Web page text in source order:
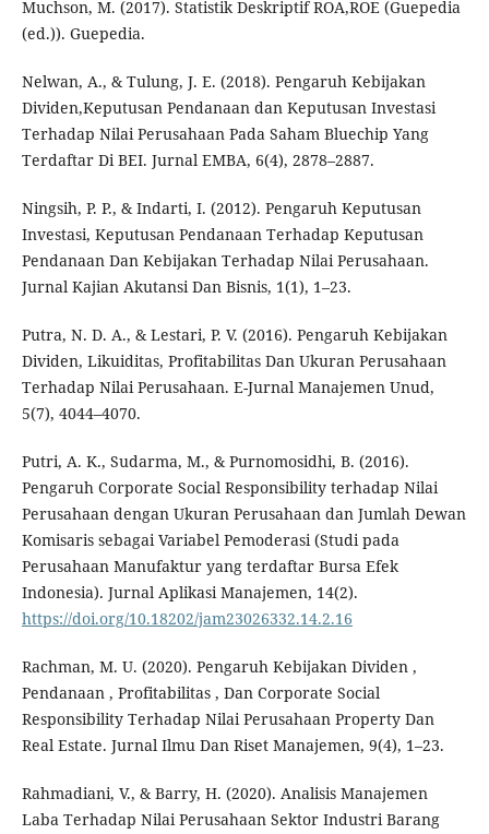
Muchson, M. (2017). Statistik Deskriptif ROA,ROE (Guepedia
(ed.)). Guepedia.
Nelwan, A., & Tulung, J. E. (2018). Pengaruh Kebijakan
Dividen,Keputusan Pendanaan dan Keputusan Investasi
Terhadap Nilai Perusahaan Pada Saham Bluechip Yang
Terdaftar Di BEI. Jurnal EMBA, 6(4), 2878–2887.
Ningsih, P. P., & Indarti, I. (2012). Pengaruh Keputusan
Investasi, Keputusan Pendanaan Terhadap Keputusan
Pendanaan Dan Kebijakan Terhadap Nilai Perusahaan.
Jurnal Kajian Akutansi Dan Bisnis, 1(1), 1–23.
Putra, N. D. A., & Lestari, P. V. (2016). Pengaruh Kebijakan
Dividen, Likuiditas, Profitabilitas Dan Ukuran Perusahaan
Terhadap Nilai Perusahaan. E-Jurnal Manajemen Unud,
5(7), 4044–4070.
Putri, A. K., Sudarma, M., & Purnomosidhi, B. (2016).
Pengaruh Corporate Social Responsibility terhadap Nilai
Perusahaan dengan Ukuran Perusahaan dan Jumlah Dewan
Komisaris sebagai Variabel Pemoderasi (Studi pada
Perusahaan Manufaktur yang terdaftar Bursa Efek
Indonesia). Jurnal Aplikasi Manajemen, 14(2).
https://doi.org/10.18202/jam23026332.14.2.16
Rachman, M. U. (2020). Pengaruh Kebijakan Dividen ,
Pendanaan , Profitabilitas , Dan Corporate Social
Responsibility Terhadap Nilai Perusahaan Property Dan
Real Estate. Jurnal Ilmu Dan Riset Manajemen, 9(4), 1–23.
Rahmadiani, V., & Barry, H. (2020). Analisis Manajemen
Laba Terhadap Nilai Perusahaan Sektor Industri Barang